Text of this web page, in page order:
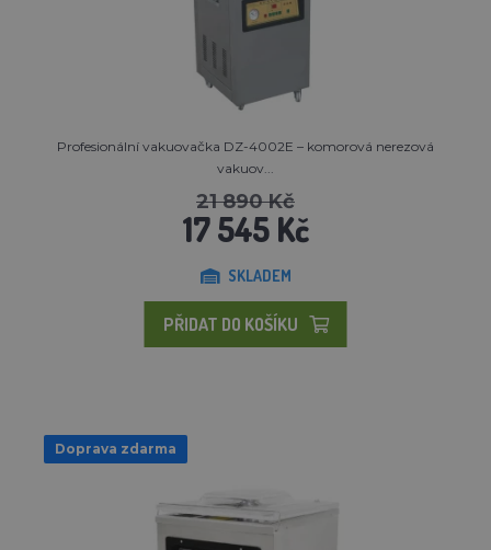
Profesionální vakuovačka DZ-4002E – komorová nerezová
vakuov...
21 890 Kč
17 545 Kč
SKLADEM
PŘIDAT DO KOŠÍKU
Doprava zdarma